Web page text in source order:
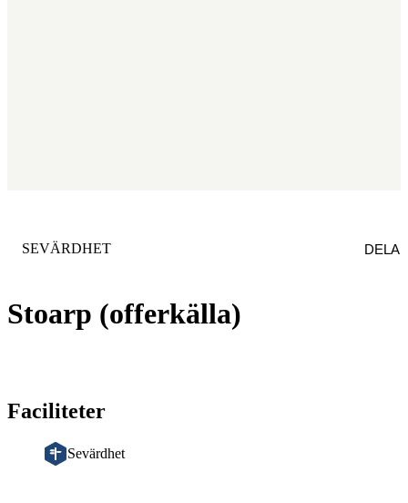
Stoarp (offerkälla)
KATEGORI:
SEVÄRDHET DELA
Faciliteter
Sevärdhet